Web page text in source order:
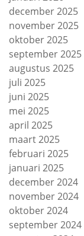
december 2025
november 2025
oktober 2025
september 2025
augustus 2025
juli 2025
juni 2025
mei 2025
april 2025
maart 2025
februari 2025
januari 2025
december 2024
november 2024
oktober 2024
september 2024